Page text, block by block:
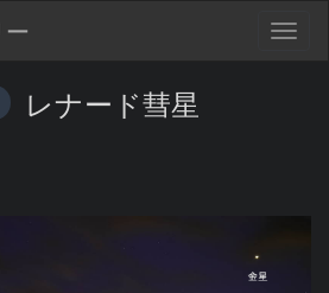
レナード彗星